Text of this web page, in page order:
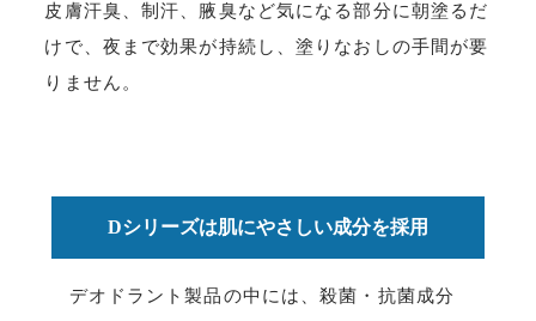
皮膚汗臭、制汗、腋臭など気になる部分に朝塗るだ
けで、夜まで効果が持続し、塗りなおしの手間が要
りません。
Dシリーズは肌にやさしい成分を採用
デオドラント製品の中には、殺菌・抗菌成分